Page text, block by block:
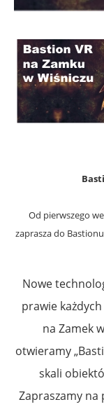
Od pierwszego
zaprasza do
Nowe
prawie
na Zamek
otwieramy
skali
Zapraszamy na